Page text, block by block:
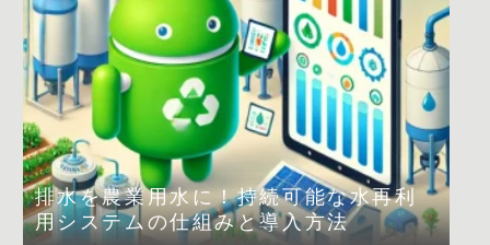
排水を農業用水に！持続可能な水再利
用システムの仕組みと導入方法